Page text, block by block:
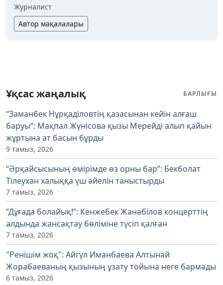
Журналист
Автор мақалалары
Ұқсас жаңалық БАРЛЫҒЫ
“Заманбек Нұрқаділовтің қазасынан кейін алғаш
баруы”: Мақпал Жүнісова қызы Мерейді алып қайын
жұртына ат басын бұрды
9 тамыз, 2026
“Әрқайсысының өмірімде өз орны бар”: Бекболат
Тілеухан халыққа үш әйелін таныстырды
7 тамыз, 2026
“Дұғада болайық!”: Кенжебек Жанәбілов концерттің
алдында жансақтау бөліміне түсіп қалған
7 тамыз, 2026
"Ренішім жоқ": Айгүл Иманбаева Алтынай
Жорабаеваның қызының ұзату тойына неге бармады
6 тамыз, 2026